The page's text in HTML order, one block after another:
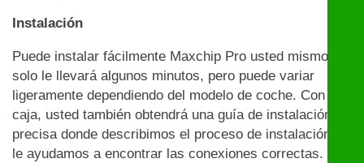
Instalación
Puede instalar fácilmente Maxchip Pro usted mismo:
solo le llevará algunos minutos, pero puede variar
ligeramente dependiendo del modelo de coche. Con la
caja, usted también obtendrá una guía de instalación
precisa donde describimos el proceso de instalación y
le ayudamos a encontrar las conexiones correctas.